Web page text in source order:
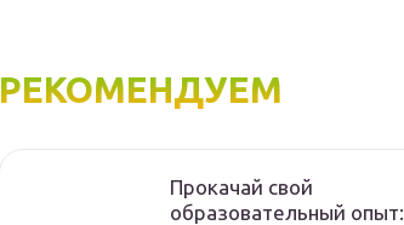
РЕКОМЕНДУЕМ
Прокачай свой
образовательный опыт: